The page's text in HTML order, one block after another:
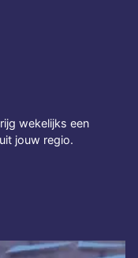
wekelijks een
jouw regio.